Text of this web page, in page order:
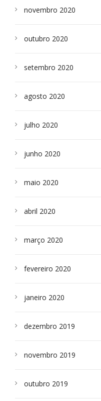
novembro 2020
outubro 2020
setembro 2020
agosto 2020
julho 2020
junho 2020
maio 2020
abril 2020
março 2020
fevereiro 2020
janeiro 2020
dezembro 2019
novembro 2019
outubro 2019